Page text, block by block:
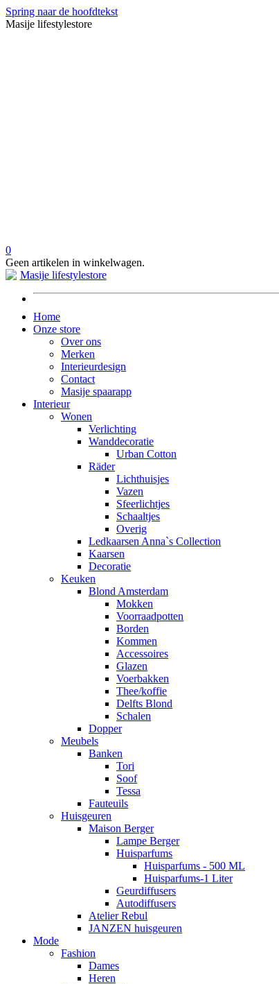
Spring naar de hoofdtekst
Masije lifestylestore
0
Geen artikelen in winkelwagen.
Home
Onze store
Over ons
Merken
Interieurdesign
Contact
Masije spaarapp
Interieur
Wonen
Verlichting
Wanddecoratie
Urban Cotton
Räder
Lichthuisjes
Vazen
Sfeerlichtjes
Schaaltjes
Overig
Ledkaarsen Anna`s Collection
Kaarsen
Decoratie
Keuken
Blond Amsterdam
Mokken
Voorraadpotten
Borden
Kommen
Accessoires
Glazen
Voerbakken
Thee/koffie
Delfts Blond
Schalen
Dopper
Meubels
Banken
Tori
Soof
Tessa
Fauteuils
Huisgeuren
Maison Berger
Lampe Berger
Huisparfums
Huisparfums - 500 ML
Huisparfums-1 Liter
Geurdiffusers
Autodiffusers
Atelier Rebul
JANZEN huisgeuren
Mode
Fashion
Dames
Heren